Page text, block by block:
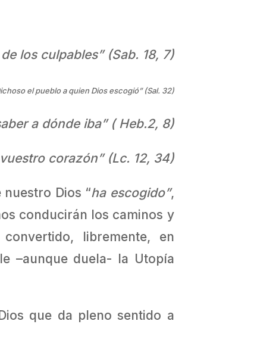
los culpables” (Sab. 18, 7)
el pueblo a quien Dios escogió” (Sal. 32)
a dónde iba” ( Heb.2, 8)
corazón” (Lc. 12, 34)
Dios “ha escogido”,
conducirán los caminos y
libremente, en
–aunque duela- la Utopía
que da pleno sentido a